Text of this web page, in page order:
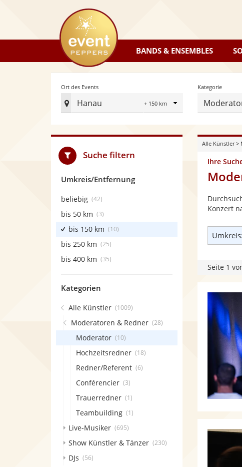
eventpeppers
BANDS & ENSEMBLES
Ort des Events
Hanau
Radius
Ort
Events
festlegen
Kategorie
Alle Künstler>
Ihre
Konzert
Seite 1
Suche filtern
Umkreis/Entfernung
beliebig (42)
bis 50 km (3)
bis 150 km (10)
bis 250 km (25)
bis 400 km (35)
Kategorien
Alle Künstler (1009)
Moderatoren & Redner (28)
Moderator (10)
Hochzeitsredner (18)
Redner/Referent (6)
Conférencier (3)
Trauerredner (1)
Teambuilding (1)
Live-Musiker (695)
Show Künstler & Tänzer (230)
DJs (56)